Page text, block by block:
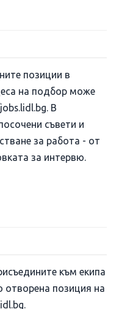
позиции в
на подбор може
В
съвети и
за работа - от
за интервю.
към екипа
отворена позиция на